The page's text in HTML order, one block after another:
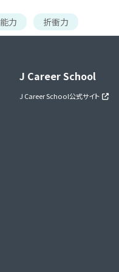
力 折衝力
J Career School
J Career School公式サイト